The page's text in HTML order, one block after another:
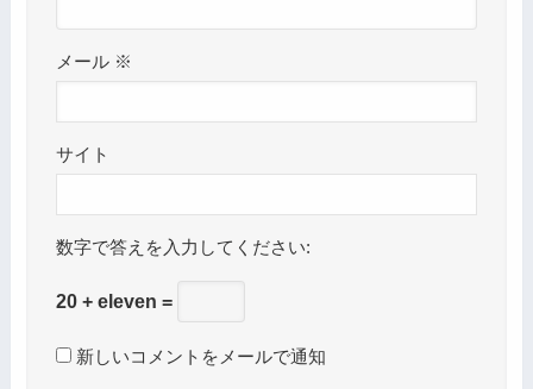
メール ※
サイト
数字で答えを入力してください:
20 + eleven =
新しいコメントをメールで通知